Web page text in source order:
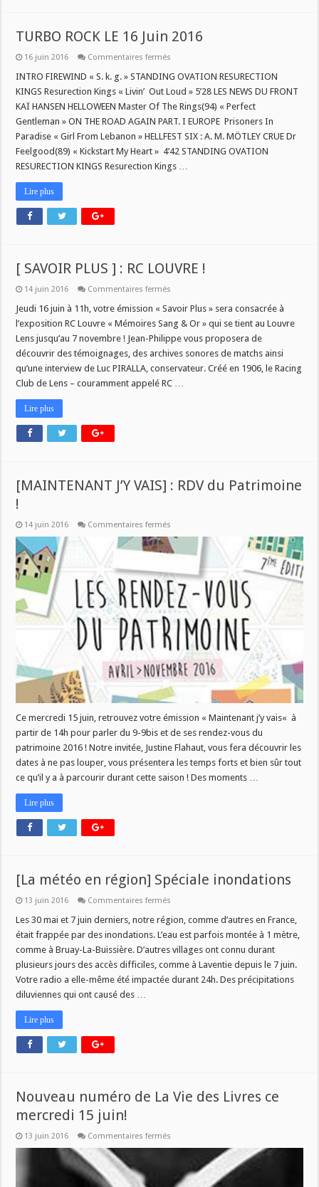
TURBO ROCK LE 16 Juin 2016
16 juin 2016 Commentaires fermés
ROCK
16
Juin
2016
INTRO FIREWIND « S. k. g. » STANDING OVATION RESURECTION
KINGS Resurection Kings « Livin’ Out Loud » 5’28 LES NEWS DU FRONT
KAÏ HANSEN HELLOWEEN Master Of The Rings(94) « Perfect
Gentleman » ON THE ROAD AGAIN PART. I EUROPE Prisoners In
Paradise « Girl From Lebanon » HELLFEST SIX : A. M. MÖTLEY CRUE Dr
Feelgood(89) « Kickstart My Heart » 4’42 STANDING OVATION
RESURECTION KINGS Resurection Kings …
Lire plus
[ SAVOIR PLUS ] : RC LOUVRE !
14 juin 2016 Commentaires fermés
SAVOIR
]
:
RC
LOUVRE
Jeudi 16 juin à 11h, votre émission « Savoir Plus » sera consacrée à
l’exposition RC Louvre « Mémoires Sang & Or » qui se tient au Louvre
Lens jusqu’au 7 novembre ! Jean-Philippe vous proposera de
découvrir des témoignages, des archives sonores de matchs ainsi
qu’une interview de Luc PIRALLA, conservateur. Créé en 1906, le Racing
Club de Lens – couramment appelé RC …
Lire plus
[MAINTENANT J’Y VAIS] : RDV du Patrimoine
!
14 juin 2016 Commentaires fermés
J’Y
VAIS]
RDV
du
Patrimoine
Ce mercredi 15 juin, retrouvez votre émission « Maintenant j’y vais« à
partir de 14h pour parler du 9-9bis et de ses rendez-vous du
patrimoine 2016 ! Notre invitée, Justine Flahaut, vous fera découvrir les
dates à ne pas louper, vous présentera les temps forts et bien sûr tout
ce qu’il y a à parcourir durant cette saison ! Des moments …
Lire plus
[La météo en région] Spéciale inondations
13 juin 2016 Commentaires fermés
météo
région]
Spéciale
inondations
Les 30 mai et 7 juin derniers, notre région, comme d’autres en France,
était frappée par des inondations. L’eau est parfois montée à 1 mètre,
comme à Bruay-La-Buissière. D’autres villages ont connu durant
plusieurs jours des accès difficiles, comme à Laventie depuis le 7 juin.
Votre radio a elle-même été impactée durant 24h. Des précipitations
diluviennes qui ont causé des …
Lire plus
Nouveau numéro de La Vie des Livres ce
mercredi 15 juin!
13 juin 2016 Commentaires fermés
Vie